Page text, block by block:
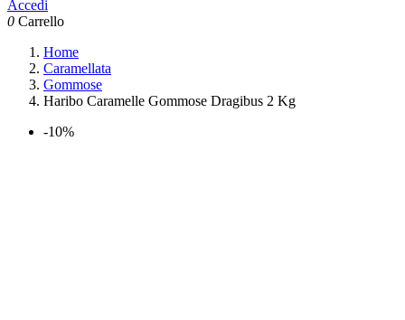
Accedi
0 Carrello
Home
Caramellata
Gommose
Haribo Caramelle Gommose Dragibus 2 Kg
-10%